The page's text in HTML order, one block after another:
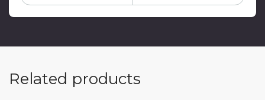
Related products